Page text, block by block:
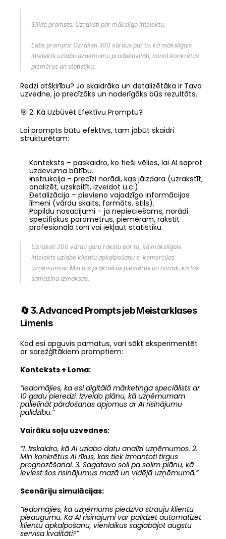
Slikts prompts: Uzraksti par mākslīgo intelektu.
Labs prompts: Uzraksti 300 vārdus par to, kā mākslīgais
intelekts uzlabo uzņēmumu produktivitāti, minot konkrētus
piemērus un statistiku.
Redzi atšķirību? Jo skaidrāka un detalizētāka ir Tava
uzvedne, jo precīzāks un noderīgāks būs rezultāts.
🎯 2. Kā Uzbūvēt Efektīvu Promptu?
Lai prompts būtu efektīvs, tam jābūt skaidri
strukturētam:
Konteksts – paskaidro, ko tieši vēlies, lai AI saprot
uzdevuma būtību.
Instrukcija – precīzi norādi, kas jāizdara (uzrakstīt,
analizēt, uzskaitīt, izveidot u.c.).
Detalizācija – pievieno vajadzīgo informācijas
līmeni (vārdu skaits, formāts, stils).
Papildu nosacījumi – ja nepieciešams, norādi
specifiskus parametrus, piemēram, rakstīt
profesionālā tonī vai iekļaut statistiku.
Uzraksti 200 vārdu garu rakstu par to, kā mākslīgais
intelekts uzlabo klientu apkalpošanu e-komercijas
uzņēmumos. Min trīs praktiskus piemērus un norādi, kā tas
samazina izmaksas.
🔄 3. Advanced Prompts jeb Meistarklases
Līmenis
Kad esi apguvis pamatus, vari sākt eksperimentēt
ar sarežģītākiem promptiem:
Konteksts + Loma:
“Iedomājies, ka esi digitālā mārketinga speciālists ar
10 gadu pieredzi. Izveido plānu, kā uzņēmumam
palielināt pārdošanas apjomus ar AI risinājumu
palīdzību.”
Vairāku soļu uzvednes:
“1. Izskaidro, kā AI uzlabo datu analīzi uzņēmumos. 2.
Min konkrētus AI rīkus, kas tiek izmantoti tirgus
prognozēšanai. 3. Sagatavo soli pa solim plānu, kā
ieviest šos risinājumus mazā un vidējā uzņēmumā.”
Scenāriju simulācijas:
“Iedomājies, ka uzņēmums piedzīvo strauju klientu
pieaugumu. Kā AI risinājumi var palīdzēt automatizēt
klientu apkalpošanu, vienlaikus saglabājot augstu
servisa kvalitāti?”